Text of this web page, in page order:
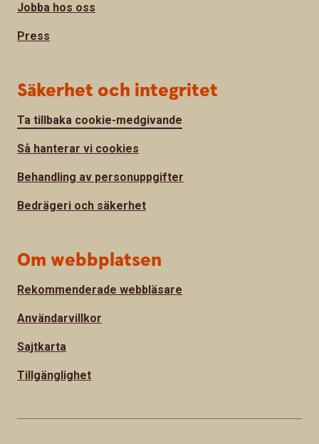
Jobba hos oss
Press
Säkerhet och integritet
Ta tillbaka cookie-medgivande
Så hanterar vi cookies
Behandling av personuppgifter
Bedrägeri och säkerhet
Om webbplatsen
Rekommenderade webbläsare
Användarvillkor
Sajtkarta
Tillgänglighet